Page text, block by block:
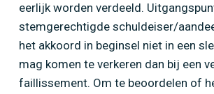
eerlijk worden verdeeld.
stemgerechtigde schuldeiser/
het akkoord in beginsel niet in een
mag komen te verkeren dan bij een
faillissement. Om te beoordelen of